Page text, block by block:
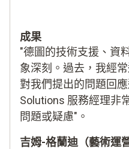
成果
"德圖的技術支援、資
象深刻。過去，我經
對我們提出的問題回
Solutions 服務經理非
問題或疑慮"。
吉姆-格蘭迪（藝術運